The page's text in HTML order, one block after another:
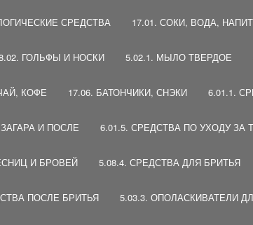
СРЕДСТВА 17.01. СОКИ, ВОДА,
ГОЛЬФЫ И НОСКИ 5.02.1. МЫЛО ТВЕРДОЕ
КОФЕ 17.06. БАТОНЧИКИ, СНЭКИ 6.01.1.
И ПОСЛЕ 6.01.5. СРЕДСТВА ПО УХОДУ ЗА
И БРОВЕЙ 5.08.4. СРЕДСТВА ДЛЯ БРИТЬЯ
ПОСЛЕ БРИТЬЯ 5.03.3. ОПОЛАСКИВАТЕЛИ